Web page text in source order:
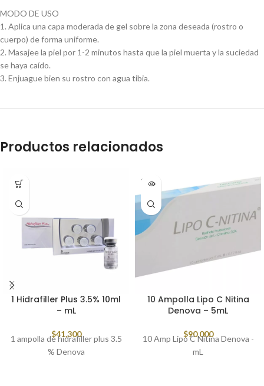
MODO DE USO
1. Aplica una capa moderada de gel sobre la zona deseada (rostro o
cuerpo) de forma uniforme.
2. Masajee la piel por 1-2 minutos hasta que la piel muerta y la suciedad
se haya caído.
3. Enjuague bien su rostro con agua tibia.
Productos relacionados
1 Hidrafiller Plus 3.5% 10ml
– mL
$41,300
1 ampolla de hidrafiller plus 3.5
% Denova
SOLD
OUT
10 Ampolla Lipo C Nitina
Denova – 5mL
$90,000
10 Amp Lipo C Nitina Denova -
mL